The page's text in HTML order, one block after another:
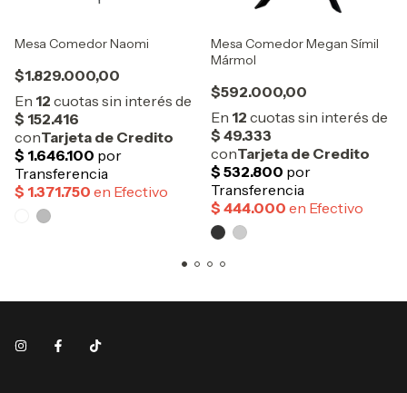
Mesa Comedor Naomi
$1.829.000,00
Mesa Comedor Megan Símil
Mármol
$592.000,00